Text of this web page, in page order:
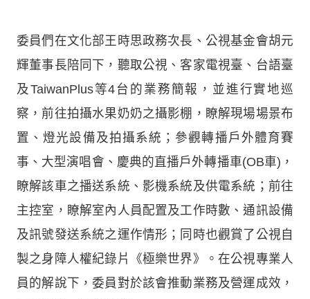
委員們在文化部王時思政務次長、公視基金會胡元
輝董事長陪同下，聽取公視、客家電視臺、台語臺
及TaiwanPlus等4台的業務簡報，並進行實地巡
察，前往拍攝水果奶奶之攝影棚，瞭解現場場景布
置、燈光設備及拍攝系統；參觀轉播戶外體育賽
事、大型演唱會、慶典的直播戶外轉播車(OB車)，
瞭解該車之播送系統、影機系統及供電系統；前往
主控室，瞭解室內人員配置及工作時數、通訊設備
及訊號發送系統之運作情形；同時也觀賞了公視自
製之身障人權紀錄片《極樂世界》。在公視專業人
員的解說下，委員對於該會推動業務及營運成效，